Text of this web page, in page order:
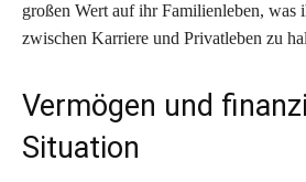
großen Wert auf ihr Familienleben, was
zwischen Karriere und Privatleben zu
Vermögen und
Situation